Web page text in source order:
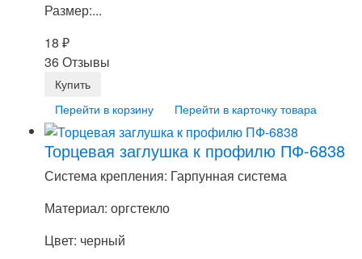
Размер:...
18 ₽
36 Отзывы
Перейти в корзину Перейти в карточку товара
Торцевая заглушка к профилю ПФ-6838
Система крепления: Гарпунная система
Материал: оргстекло
Цвет: черный